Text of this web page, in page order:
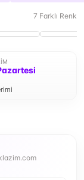
7 Farklı Renk